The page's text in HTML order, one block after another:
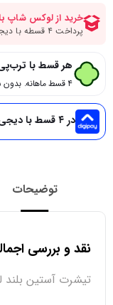
هر قسط با
۴ قسط ماهانه. بدون سود، چک و ضامن.
در ۴ قسط با دیجی‌پی
توضیحات
نقد و بررسی
تیشرت آستین